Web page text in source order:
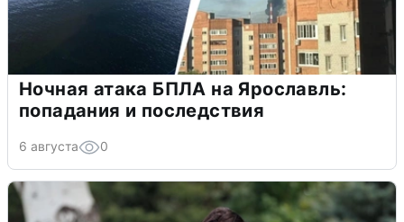
Ночная атака БПЛА на Ярославль:
попадания и последствия
6 августа 0